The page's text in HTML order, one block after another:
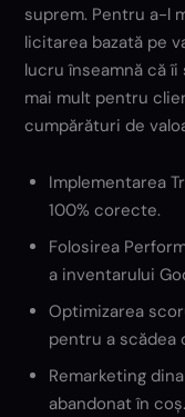
suprem. Pentru a-l
licitarea bazată pe
lucru înseamnă că
mai mult pentru
cumpărături de
Implementarea
100% corecte.
Folosirea
a inventarului
Optimizarea
pentru a scădea
Remarketing
abandonat în coș.